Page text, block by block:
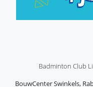
Badminton Club
BouwCenter Swinkels,